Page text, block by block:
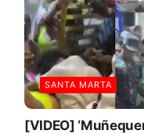
SANTA MARTA
[VIDEO]